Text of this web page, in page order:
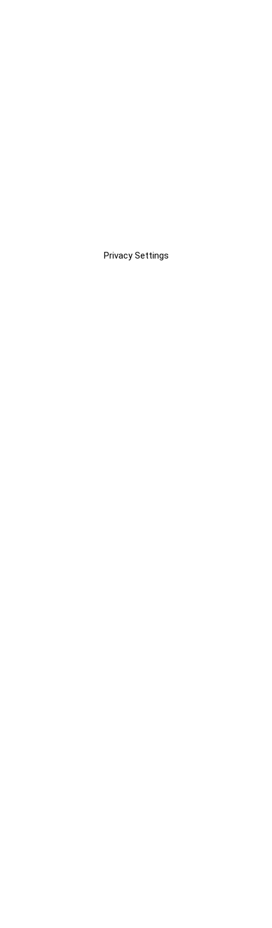
Privacy Settings